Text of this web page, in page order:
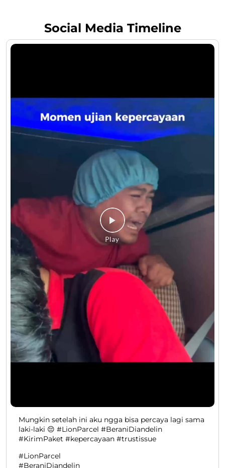
Social Media Timeline
Mungkin setelah ini aku ngga bisa percaya lagi sama
laki-laki 😔 #LionParcel #BeraniDiandelin
#KirimPaket #kepercayaan #trustissue
#LionParcel
#BeraniDiandelin